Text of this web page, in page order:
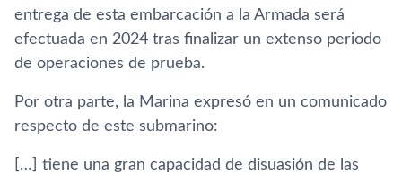
entrega de esta embarcación a la Armada será
efectuada en 2024 tras finalizar un extenso periodo
de operaciones de prueba.
Por otra parte, la Marina expresó en un comunicado
respecto de este submarino:
[…] tiene una gran capacidad de disuasión de las